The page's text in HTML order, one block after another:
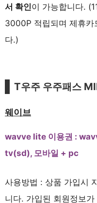
서 확인이 가능합니다.
3000P 적립되며 제휴카
다.)
T우주 우주패스
웨이브
wavve lite 이용권 :
tv(sd), 모바일 + pc
사용방법 : 상품 가입시
니다. 가입된 회원정보